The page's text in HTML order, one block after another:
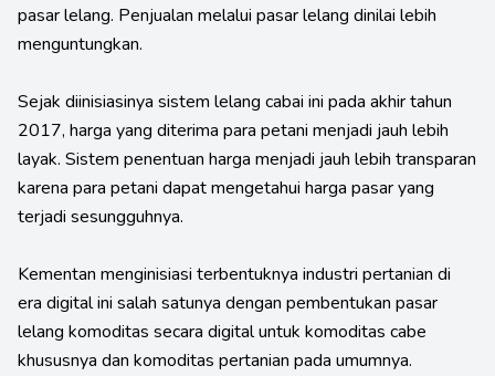
pasar lelang. Penjualan melalui pasar lelang dinilai lebih
menguntungkan.
Sejak diinisiasinya sistem lelang cabai ini pada akhir tahun
2017, harga yang diterima para petani menjadi jauh lebih
layak. Sistem penentuan harga menjadi jauh lebih transparan
karena para petani dapat mengetahui harga pasar yang
terjadi sesungguhnya.
Kementan menginisiasi terbentuknya industri pertanian di
era digital ini salah satunya dengan pembentukan pasar
lelang komoditas secara digital untuk komoditas cabe
khususnya dan komoditas pertanian pada umumnya.